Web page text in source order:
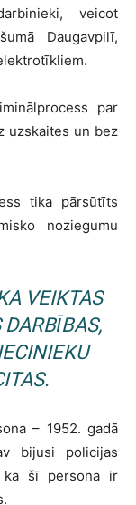
veicot
Daugavpilī,
par
uzskaites un bez
tika pārsūtīts
noziegumu
VEIKTAS
– 1952. gadā
bijusi policijas
ka šī persona ir